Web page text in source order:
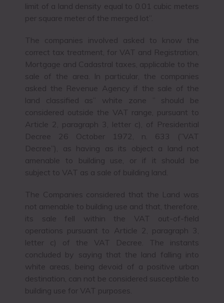
limit of a land density equal to 0.01 cubic meters
per square meter of the merged lot”.
The companies involved asked to know the
correct tax treatment, for VAT and Registration,
Mortgage and Cadastral taxes, applicable to the
sale of the area. In particular, the companies
asked the Revenue Agency if the sale of the
land classified as” white zone ” should be
considered outside the VAT range, pursuant to
Article 2, paragraph 3, letter c), of Presidential
Decree 26 October 1972, n. 633 (”VAT
Decree”), as having as its object a land not
amenable to building use, or if it should be
subject to VAT as a sale of building land.
The Companies considered that the Land was
not amenable to building use and that, therefore,
its sale fell within the VAT out-of-field
operations pursuant to Article 2, paragraph 3,
letter c) of the VAT Decree. The instants
concluded by saying that the land falling into
white areas, being devoid of a positive urban
destination, can not be considered susceptible to
building use for VAT purposes.